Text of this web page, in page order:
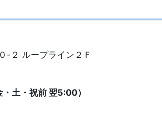
-２ ループライン２Ｆ
土・祝前 翌5:00）